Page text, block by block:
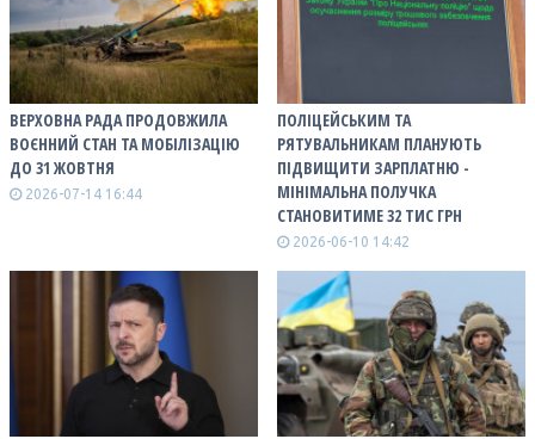
ВЕРХОВНА РАДА ПРОДОВЖИЛА
ВОЄННИЙ СТАН ТА МОБІЛІЗАЦІЮ
ДО 31 ЖОВТНЯ
2026-07-14 16:44
ПОЛІЦЕЙСЬКИМ ТА
РЯТУВАЛЬНИКАМ ПЛАНУЮТЬ
ПІДВИЩИТИ ЗАРПЛАТНЮ -
МІНІМАЛЬНА ПОЛУЧКА
СТАНОВИТИМЕ 32 ТИС ГРН
2026-06-10 14:42